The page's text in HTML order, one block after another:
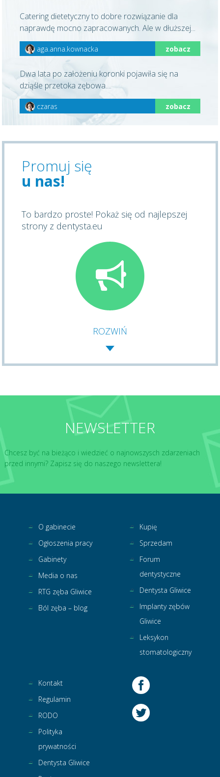
Catering dietetyczny to dobre rozwiązanie dla
naprawdę mocno zapracowanych. Ale w dłuższej...
aga.anna.kownacka zobacz
Dwa lata po założeniu koronki pojawiła się na
dziąśle przetoka zębowa....
czaras zobacz
Promuj się
u nas!
To bardzo proste! Pokaż się od najlepszej
strony z dentysta.eu
ROZWIŃ
NEWSLETTER
Chcesz być na bieżąco i wiedzieć o najnowszysch zdarzeniach
przed innymi? Zapisz się do naszego newslettera!
O gabinecie
Ogłoszenia pracy
Gabinety
Media o nas
RTG zęba Gliwice
Ból zęba – blog
Kupię
Sprzedam
Forum
dentystyczne
Dentysta Gliwice
Implanty zębów
Gliwice
Leksykon
stomatologiczny
Kontakt
Regulamin
RODO
Polityka
prywatności
Dentysta Gliwice